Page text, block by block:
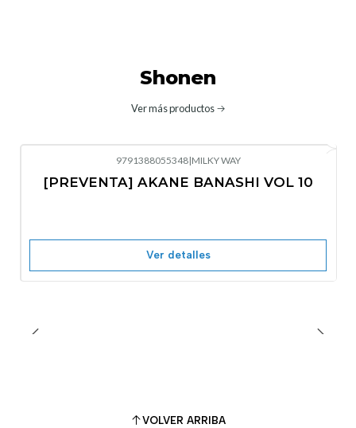
Shonen
Ver más productos
No disponible
9791388055348|MILKY WAY
[PREVENTA] AKANE BANASHI VOL 10
Ver detalles
VOLVER ARRIBA